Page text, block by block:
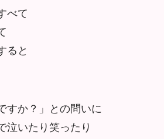
べて
ると
すか？」との問いに
泣いたり笑ったり